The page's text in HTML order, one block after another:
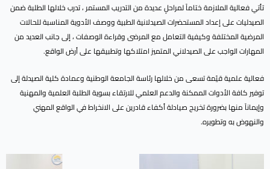
تأتي فعالية الملازمة ختاماً لمراحلٍ عديدة من التدريب المستمر ، تدرب خلالها الطلبة ضمن
الصيدليات على إعداد المستحضرات الصيدلانية الطبية ووصف الأدوية المناسبة للحالات
المرضية المختلفة وكيفية التعامل مع المرضى وقراءة الوصفات ، إلى جانب العديد من
المهارات الواجب على الصيدلاني المتميز امتلاكها وتطبيقها على أرض الواقع.
فعالية علمية قيّمة تسعى من خلالها رئاسة الجامعة الوطنية وعمادة كلية الصيدلة إلى
توفير كافة الأدوات الممكنة والدعم العلمي للارتقاء بسوية الطلبة العلمية والمهنية
وإيماناً منها بضرورة تخريج صيادلة أكفاء قادرين على الانخراط في الواقع المهني
والنهوض به وتطويره.